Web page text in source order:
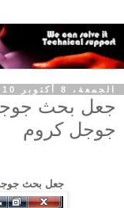
الجمعة، 8 أكتوبر 2010
جعل بحث
جوجل كروم
جعل بحث